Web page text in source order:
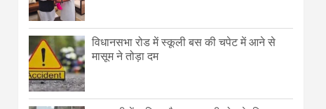
विधानसभा रोड में स्कूली बस की चपेट में आने से
मासूम ने तोड़ा दम